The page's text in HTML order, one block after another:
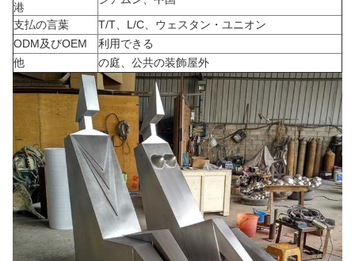
港
支払の言葉
T/T、L/C、ウェスタン・ユニオン
ODM及びOEM
利用できる
他
の庭、公共の装飾屋外